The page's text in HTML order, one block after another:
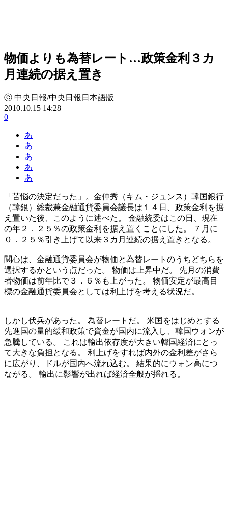
物価よりも為替レート…政策金利３カ
月連続の据え置き
ⓒ 中央日報/中央日報日本語版
2010.10.15 14:28
0
あ
あ
あ
あ
あ
「苦悩の決定だった」。金仲秀（キム・ジュンス）韓国銀行
（韓銀）総裁兼金融通貨委員会議長は１４日、政策金利を据
え置いた後、このように述べた。 金融統委はこの日、現在
の年２．２５％の政策金利を据え置くことにした。 ７月に
０．２５％引き上げて以来３カ月連続の据え置きとなる。
関心は、金融通貨委員会が物価と為替レートのうちどちらを
選択するかという点だった。 物価は上昇中だ。 先月の消費
者物価は前年比で３．６％も上がった。 物価安定が最高目
標の金融通貨委員会としては利上げを考える状況だ。
しかし伏兵があった。 為替レートだ。 米国をはじめとする
先進国の量的緩和政策で資金が国内に流入し、韓国ウォンが
急騰している。 これは輸出依存度が大きい韓国経済にとっ
て大きな負担となる。 利上げをすれば内外の金利差がさら
に広がり、ドルが国内へ流れ込む。 結果的にウォン高につ
ながる。 輸出に影響が出れば経済全般が揺れる。